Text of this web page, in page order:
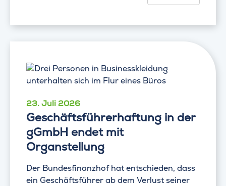
23. Juli 2026
Geschäftsführerhaftung in der
gGmbH endet mit
Organstellung
Der Bundesfinanzhof hat entschieden, dass
ein Geschäftsführer ab dem Verlust seiner